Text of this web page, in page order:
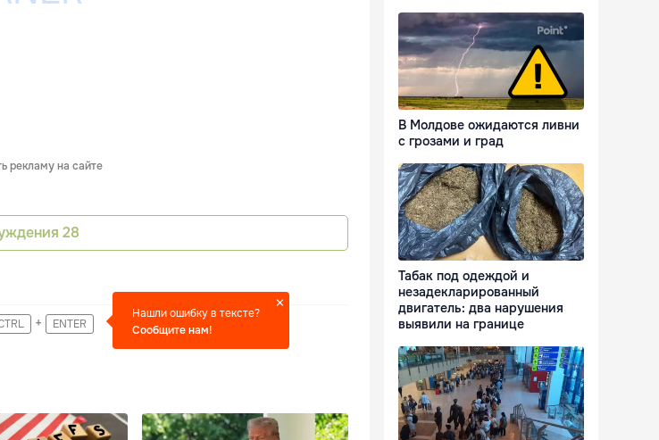
рекламу на сайте
28
+ ENTER
Нашли ошибку в тексте?
Сообщите нам!
В Молдове ожидаются ливни
с грозами и град
Табак под одеждой и
незадекларированный
двигатель: два нарушения
выявили на границе